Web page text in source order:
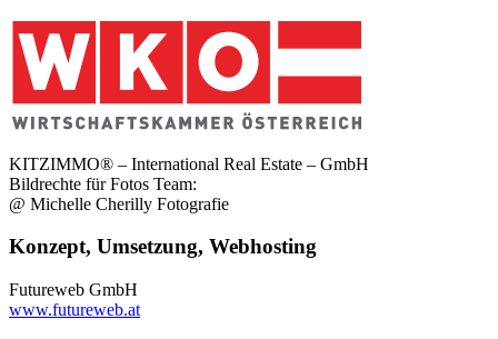
KITZIMMO® – International Real Estate – GmbH
Bildrechte für Fotos Team:
@ Michelle Cherilly Fotografie
Konzept, Umsetzung, Webhosting
Futureweb GmbH
www.futureweb.at